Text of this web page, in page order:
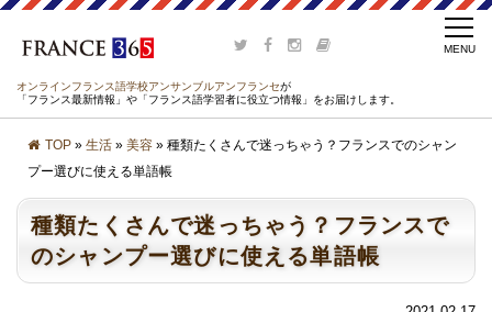
オンラインフランス語学校アンサンブルアンフランセが
「フランス最新情報」や「フランス語学習者に役立つ情報」をお届けします。
TOP » 生活 » 美容 » 種類たくさんで迷っちゃう？フランスでのシャン
プー選びに使える単語帳
種類たくさんで迷っちゃう？フランスで
のシャンプー選びに使える単語帳